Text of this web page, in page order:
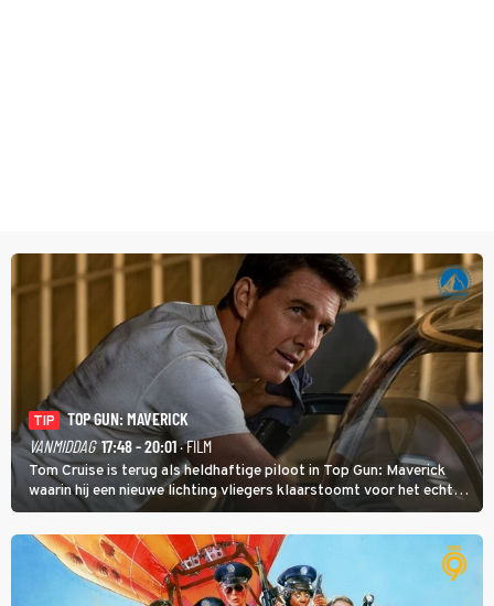
TIP
TOP GUN: MAVERICK
VANMIDDAG 17:48 - 20:01· FILM
Tom Cruise is terug als heldhaftige piloot in Top Gun: Maverick
waarin hij een nieuwe lichting vliegers klaarstoomt voor het echte
werk.